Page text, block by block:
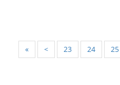
« < 23 24 25